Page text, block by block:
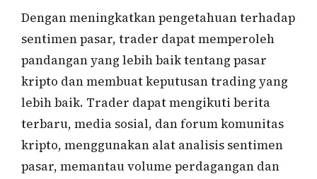
Dengan meningkatkan pengetahuan terhadap
sentimen pasar, trader dapat memperoleh
pandangan yang lebih baik tentang pasar
kripto dan membuat keputusan trading yang
lebih baik. Trader dapat mengikuti berita
terbaru, media sosial, dan forum komunitas
kripto, menggunakan alat analisis sentimen
pasar, memantau volume perdagangan dan